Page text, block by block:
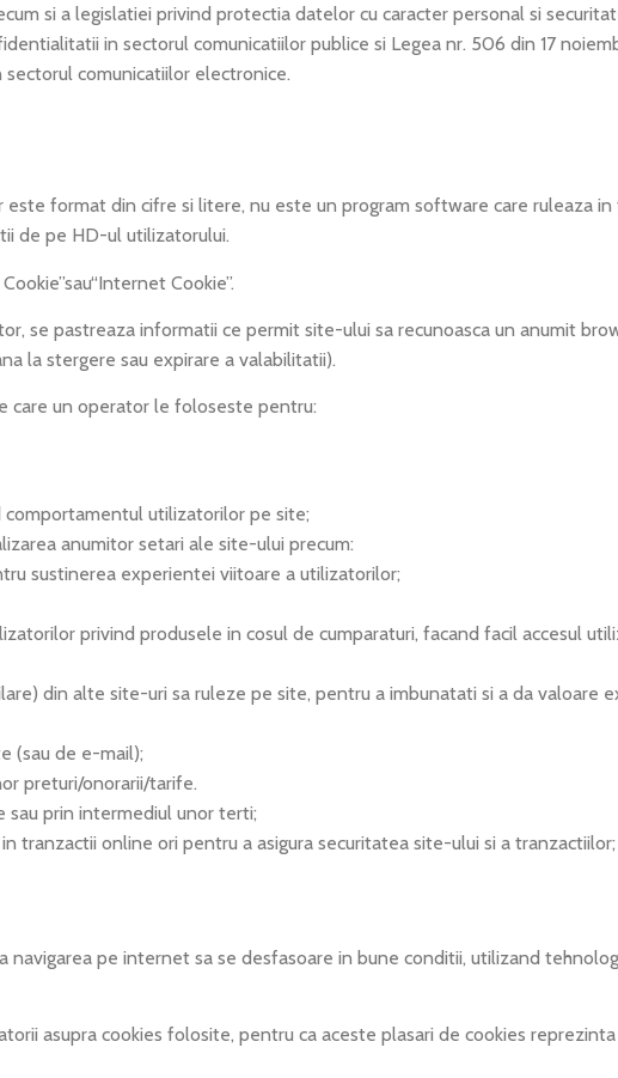
si a legislatiei privind protectia datelor cu caracter personal si
in sectorul comunicatiilor publice si Legea nr. 506 din 17
comunicatiilor electronice.
format din cifre si litere, nu este un program software care ruleaza
de pe HD-ul utilizatorului.
Cookie”.
pastreaza informatii ce permit site-ului sa recunoasca un anumit
la stergere sau expirare a valabilitatii).
un operator le foloseste pentru:
utilizatorilor pe site;
anumitor setari ale site-ului precum:
sustinerea experientei viitoare a utilizatorilor;
privind produsele in cosul de cumparaturi, facand facil accesul
din alte site-uri sa ruleze pe site, pentru a imbunatati si a da valoare
(sau de e-mail);
preturi/onorarii/tarife.
prin intermediul unor terti;
tranzactii online ori pentru a asigura securitatea site-ului si a tranzactiilor;
pe internet sa se desfasoare in bune conditii, utilizand
cookies folosite, pentru ca aceste plasari de cookies reprezinta